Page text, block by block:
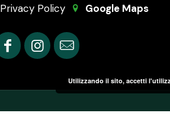
Privacy Policy Google Maps
Utilizzando il sito, accetti